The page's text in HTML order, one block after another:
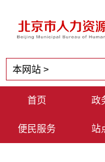
首页 政
便民服务 站